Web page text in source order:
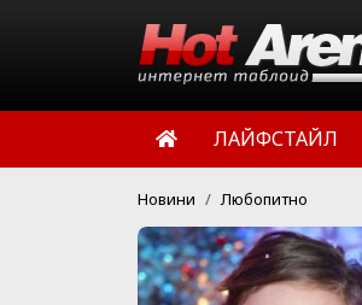
ЛАЙФСТАЙЛ
Новини Любопитно